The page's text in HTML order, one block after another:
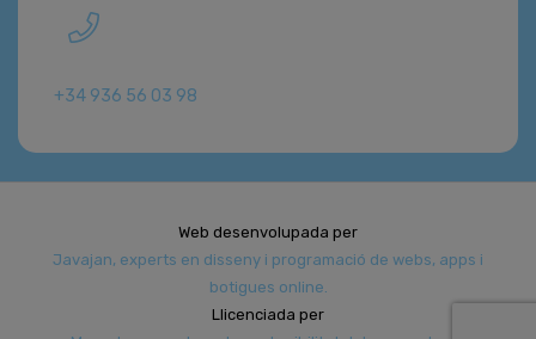
+34 936 56 03 98
Web desenvolupada per
Javajan, experts en disseny i programació de webs, apps i
botigues online.
Llicenciada per